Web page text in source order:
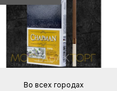
Во всех городах